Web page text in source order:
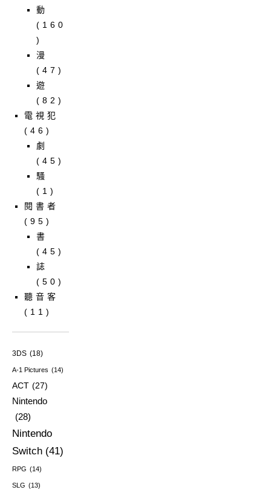
動
(160
)
漫
(47)
遊
(82)
電視犯
(46)
劇
(45)
騷
(1)
閱書者
(95)
書
(45)
誌
(50)
聽音客
(11)
3DS (18)
A-1 Pictures (14)
ACT (27)
Nintendo
(28)
Nintendo
Switch (41)
RPG (14)
SLG (13)